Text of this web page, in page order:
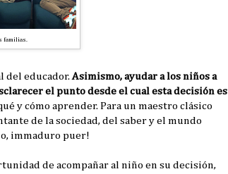
familias.
del educador.Asimismo, ayudar a los niños a
el punto desde el cual esta decisión es
y cómo aprender. Para un maestro clásico
de la sociedad, del saber y el mundo
immaduro puer!
de acompañar al niño en su decisión,